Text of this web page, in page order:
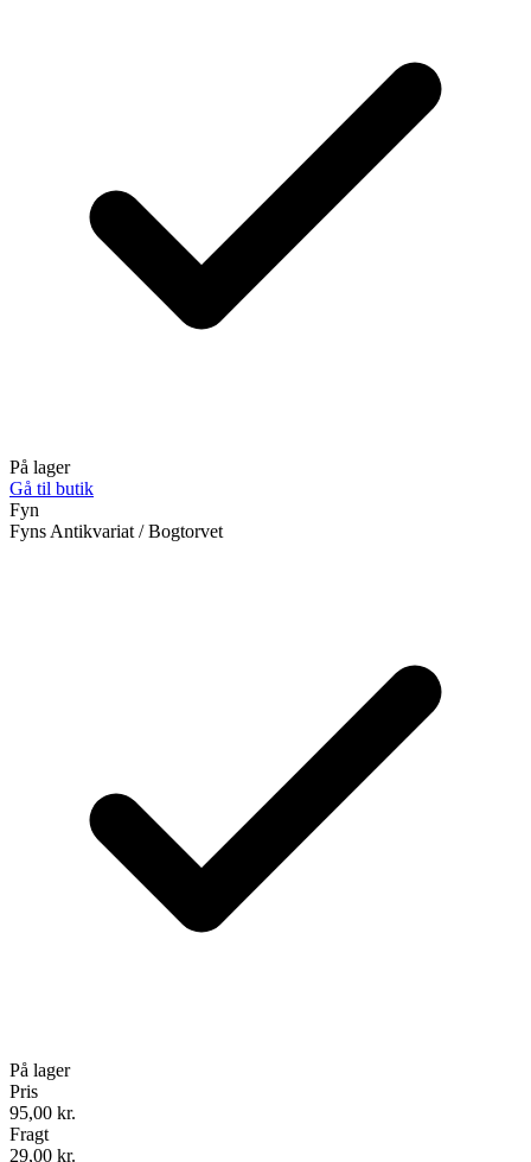
På lager
Gå til butik
Fyn
Fyns Antikvariat / Bogtorvet
På lager
Pris
95,00 kr.
Fragt
29,00 kr.